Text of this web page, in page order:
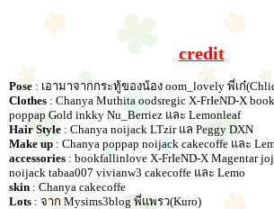
credit
Pose : เอามาจากกระทู้ของน้อง oom_lovely พี่เก๋
Clothes : Chanya Muthita oodsregic X-FrIeND-X
poppap Gold inkky Nu_Berriez และ Lemonleaf
Hair Style : Chanya noijack LTzir แล Peggy DXN
Make up : Chanya poppap noijack cakecoffe และ
accessories : bookfallinlove X-FrIeND-X Magentar
noijack tabaa007 vivianw3 cakecoffe และ Lemo
skin : Chanya cakecoffe
Lots : จาก Mysims3blog พี่แพรว(Kuro)